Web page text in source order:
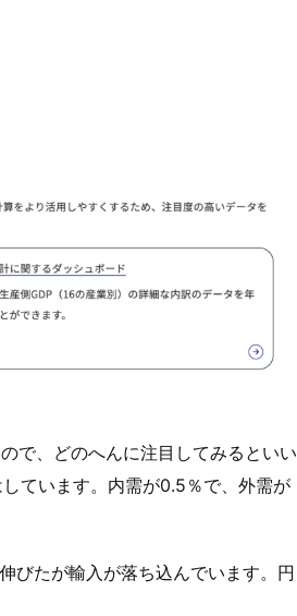
で、どのへんに注目してみるといい
ています。内需が0.5％で、外需が
びたが輸入が落ち込んでいます。円